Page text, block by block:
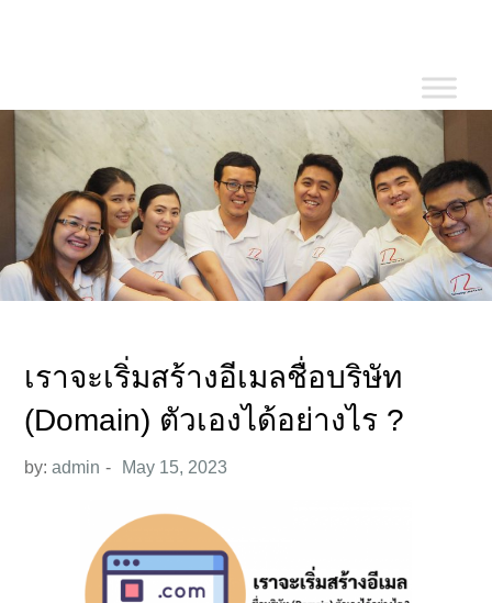
เราจะเริ่มสร้างอีเมลชื่อบริษัท
(Domain) ตัวเองได้อย่างไร ?
by:admin